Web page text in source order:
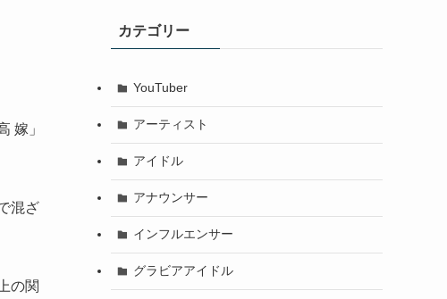
嫁」
混ざ
の関
カテゴリー
YouTuber
アーティスト
アイドル
アナウンサー
インフルエンサー
グラビアアイドル